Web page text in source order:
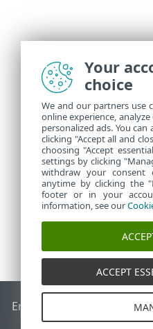
End of Life ESET-ova baza
Your
choice
We and our partners use
online experience,
personalized ads. You
clicking "Accept all and
choosing "Accept
settings by clicking
withdraw your consent
anytime by clicking the
footer or in your
information, see our
ACCEPT